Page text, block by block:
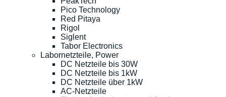
Pico Technology
Red Pitaya
Rigol
Siglent
Tabor Electronics
Labornetzteile, Power
DC Netzteile bis 30W
DC Netzteile bis 1kW
DC Netzteile über 1kW
AC-Netzteile